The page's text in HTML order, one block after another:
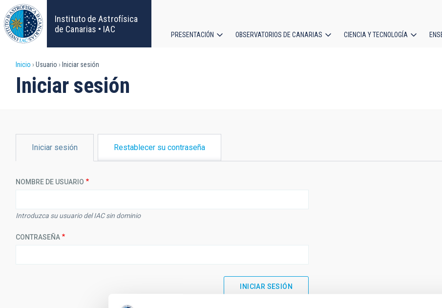
Pasar
al
contenido
principal
Instituto de Astrofísica
de Canarias • IAC
PRESENTACIÓN OBSERVATORIOS DE CANARIAS CIENCIA Y TECNOLOGÍA
Sobrescribir
enlaces
ayuda
a
la
Inicio Usuario Iniciar sesión
Iniciar sesión
PRINCIPALES
Iniciar sesión Restablecer su contraseña
NOMBRE DE USUARIO
Introduzca su usuario del IAC sin dominio
CONTRASEÑA